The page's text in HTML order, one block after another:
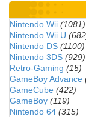
Nintendo Wii (1081)
Nintendo Wii U
Nintendo DS (1100)
Nintendo 3DS (929)
Retro-Gaming (15)
GameBoy Advance
GameCube (422)
GameBoy (119)
Nintendo 64 (315)